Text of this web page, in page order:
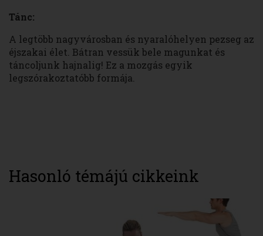
Tánc:
A legtöbb nagyvárosban és nyaralóhelyen pezseg az
éjszakai élet. Bátran vessük bele magunkat és
táncoljunk hajnalig! Ez a mozgás egyik
legszórakoztatóbb formája.
Hasonló témájú cikkeink